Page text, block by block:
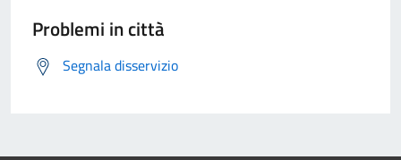
Problemi in città
Segnala disservizio